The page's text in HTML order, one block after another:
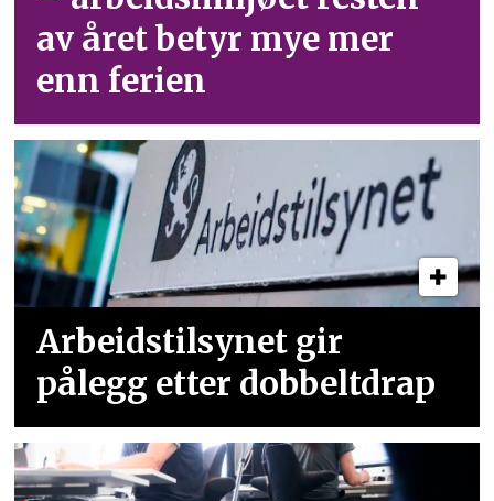
av året betyr mye mer
enn ferien
Arbeidstilsynet gir
pålegg etter dobbeltdrap